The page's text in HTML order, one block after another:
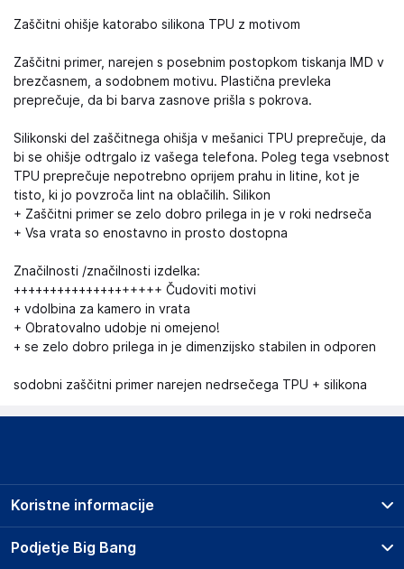
Zaščitni ohišje katorabo silikona TPU z motivom
Zaščitni primer, narejen s posebnim postopkom tiskanja IMD v
brezčasnem, a sodobnem motivu. Plastična prevleka
preprečuje, da bi barva zasnove prišla s pokrova.
Silikonski del zaščitnega ohišja v mešanici TPU preprečuje, da
bi se ohišje odtrgalo iz vašega telefona. Poleg tega vsebnost
TPU preprečuje nepotrebno oprijem prahu in litine, kot je
tisto, ki jo povzroča lint na oblačilih. Silikon
+ Zaščitni primer se zelo dobro prilega in je v roki nedrseča
+ Vsa vrata so enostavno in prosto dostopna
Značilnosti /značilnosti izdelka:
++++++++++++++++++++ Čudoviti motivi
+ vdolbina za kamero in vrata
+ Obratovalno udobje ni omejeno!
+ se zelo dobro prilega in je dimenzijsko stabilen in odporen
sodobni zaščitni primer narejen nedrsečega TPU + silikona
Podjetje Big Bang
Koristne informacije
Prodajna mesta